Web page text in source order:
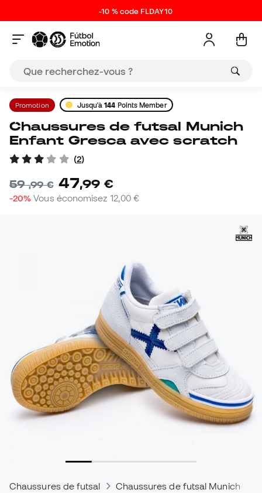
-10 % code FLDAY10
Promotion Jusqu'à144 Points Member
Chaussures de futsal Munich
Enfant Gresca avec scratch
(2)
59,99 € 47,99 €
-20% Vous économisez 12,00 €
Chaussures de futsal Chaussures de futsal Munich